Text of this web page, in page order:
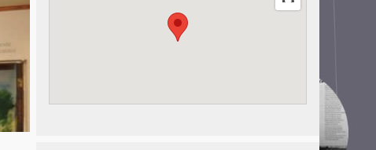
Tlaxcoaque. Sitio de Memoria
Red de Sitios de Memoria Latinoamericanos y